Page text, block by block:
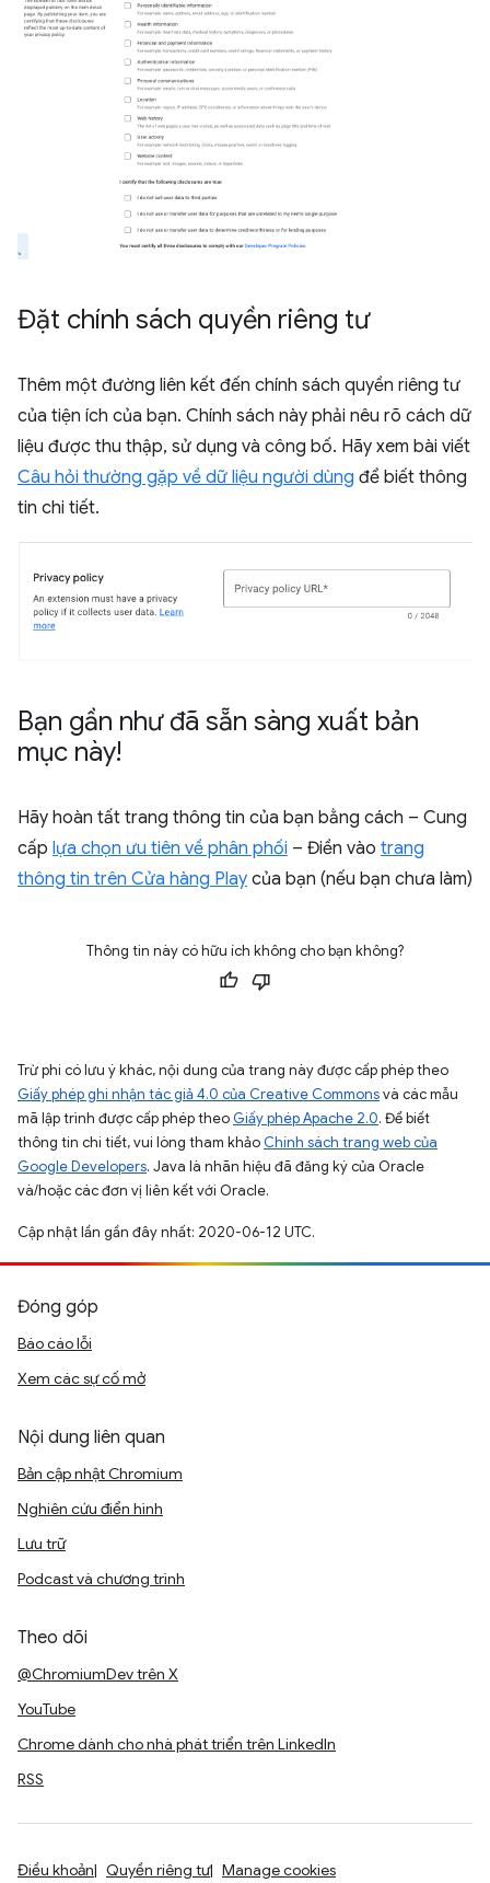
Đặt chính sách quyền riêng tư
Thêm một đường liên kết đến chính sách quyền riêng tư
của tiện ích của bạn. Chính sách này phải nêu rõ cách dữ
liệu được thu thập, sử dụng và công bố. Hãy xem bài viết
Câu hỏi thường gặp về dữ liệu người dùng để biết thông
tin chi tiết.
Bạn gần như đã sẵn sàng xuất bản
mục này!
Hãy hoàn tất trang thông tin của bạn bằng cách – Cung
cấp lựa chọn ưu tiên về phân phối – Điền vào trang
thông tin trên Cửa hàng Play của bạn (nếu bạn chưa làm)
Thông tin này có hữu ích không cho bạn không?
Trừ phi có lưu ý khác, nội dung của trang này được cấp phép theo
Giấy phép ghi nhận tác giả 4.0 của Creative Commonsvà các mẫu
mã lập trình được cấp phép theo Giấy phép Apache 2.0. Để biết
thông tin chi tiết, vui lòng tham khảo Chính sách trang web của
Google Developers. Java là nhãn hiệu đã đăng ký của Oracle
và/hoặc các đơn vị liên kết với Oracle.
Cập nhật lần gần đây nhất: 2020-06-12 UTC.
Đóng góp
Báo cáo lỗi
Xem các sự cố mở
Nội dung liên quan
Bản cập nhật Chromium
Nghiên cứu điển hình
Lưu trữ
Podcast và chương trình
Theo dõi
@ChromiumDev trên X
YouTube
Chrome dành cho nhà phát triển trên LinkedIn
RSS
Điều khoản Quyền riêng tư Manage cookies